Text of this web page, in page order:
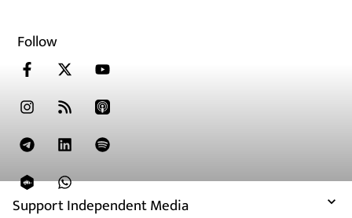
Support Independent Media
Follow